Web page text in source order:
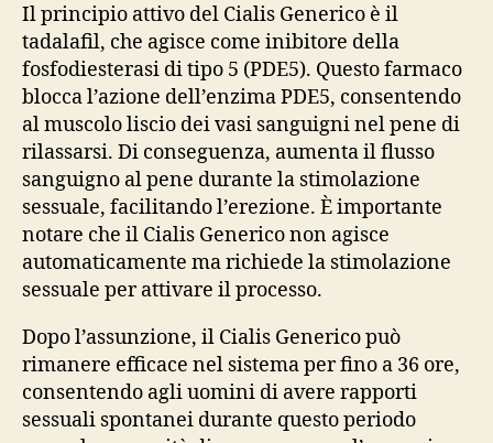
Il principio attivo del Cialis Generico è il
tadalafil, che agisce come inibitore della
fosfodiesterasi di tipo 5 (PDE5). Questo farmaco
blocca l’azione dell’enzima PDE5, consentendo
al muscolo liscio dei vasi sanguigni nel pene di
rilassarsi. Di conseguenza, aumenta il flusso
sanguigno al pene durante la stimolazione
sessuale, facilitando l’erezione. È importante
notare che il Cialis Generico non agisce
automaticamente ma richiede la stimolazione
sessuale per attivare il processo.
Dopo l’assunzione, il Cialis Generico può
rimanere efficace nel sistema per fino a 36 ore,
consentendo agli uomini di avere rapporti
sessuali spontanei durante questo periodo